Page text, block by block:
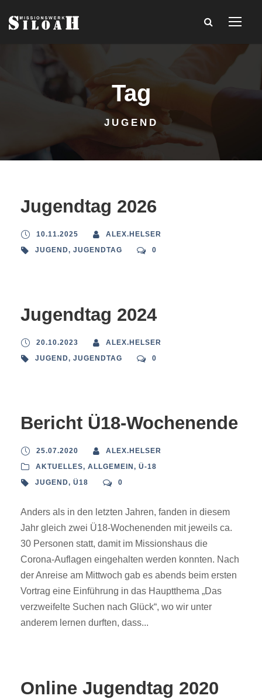
Tag
JUGEND
Jugendtag 2026
10.11.2025
ALEX.HELSER
JUGEND, JUGENDTAG 0
Jugendtag 2024
20.10.2023
ALEX.HELSER
JUGEND, JUGENDTAG 0
Bericht Ü18-Wochenende
25.07.2020
ALEX.HELSER
AKTUELLES, ALLGEMEIN , Ü-18
JUGEND, Ü18 0
Anders als in den letzten Jahren, fanden in diesem
Jahr gleich zwei Ü18-Wochenenden mit jeweils ca.
30 Personen statt, damit im Missionshaus die
Corona-Auflagen eingehalten werden konnten. Nach
der Anreise am Mittwoch gab es abends beim ersten
Vortrag eine Einführung in das Hauptthema „Das
verzweifelte Suchen nach Glück“, wo wir unter
anderem lernen durften, dass...
Online Jugendtag 2020